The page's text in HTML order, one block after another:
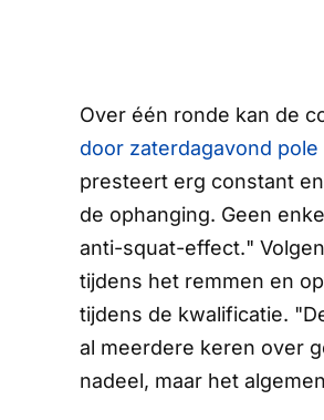
Over één ronde kan de
door zaterdagavond pole
presteert erg constant
de ophanging. Geen
anti-squat-effect."
tijdens het remmen en
tijdens de kwalificatie.
al meerdere keren over
nadeel, maar het